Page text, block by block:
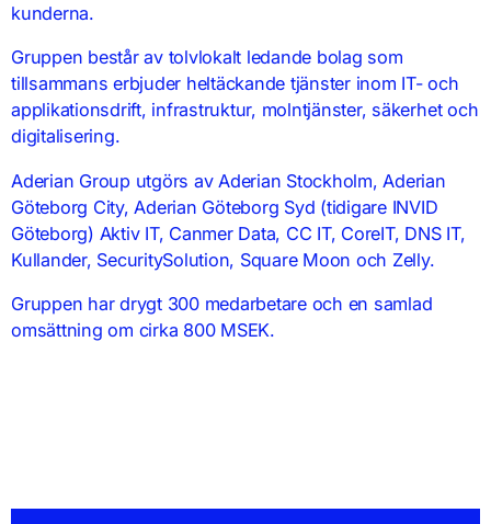
kunderna.
Gruppen består av tolvlokalt ledande bolag som
tillsammans erbjuder heltäckande tjänster inom IT- och
applikationsdrift, infrastruktur, molntjänster, säkerhet och
digitalisering.
Aderian Group utgörs av Aderian Stockholm, Aderian
Göteborg City, Aderian Göteborg Syd (tidigare INVID
Göteborg) Aktiv IT, Canmer Data, CC IT, CoreIT, DNS IT,
Kullander, SecuritySolution, Square Moon och Zelly.
Gruppen har drygt 300 medarbetare och en samlad
omsättning om cirka 800 MSEK.